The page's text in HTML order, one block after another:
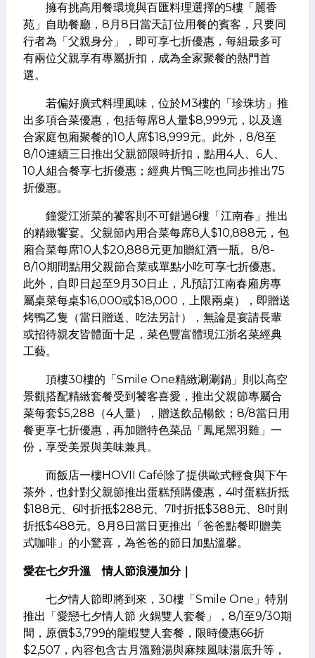
擁有挑高用餐環境與百匯料理選擇的5樓「麗香
苑」自助餐廳，8月8日當天訂位用餐的賓客，只要同
行者為「父親身分」，即可享七折優惠，每組最多可
有兩位父親享有專屬折扣，成為全家聚餐的熱門首
選。
若偏好廣式料理風味，位於M3樓的「珍珠坊」推
出多項合菜優惠，包括每席8人量$8,999元，以及適
合家庭包廂聚餐的10人席$18,999元。此外，8/8至
8/10連續三日推出父親節限時折扣，點用4人、6人、
10人組合餐享七折優惠；經典片鴨三吃也同步推出75
折優惠。
鐘愛江浙菜的饕客則不可錯過6樓「江南春」推出
的精緻饗宴。父親節內用合菜每席8人$10,888元，包
廂合菜每席10人$20,888元更加贈紅酒一瓶。8/8-
8/10期間點用父親節合菜或單點小吃可享七折優惠。
此外，自即日起至9月30日止，凡預訂江南春廂房專
屬桌菜每桌$16,000或$18,000，上限兩桌），即贈送
烤鴨乙隻（當日贈送、吃法另計），無論是宴請長輩
或招待親友皆體面十足，菜色豐富體現江浙名菜經典
工藝。
頂樓30樓的「Smile One精緻涮涮鍋」則以高空
景觀搭配精緻套餐受到饕客喜愛，推出父親節專屬合
菜每套$5,288（4人量），贈送飲品暢飲；8/8當日用
餐更享七折優惠，再加贈特色菜品「鳳尾黑羽雞」一
份，享受美景與美味兼具。
而飯店一樓HOVII Café除了提供歐式輕食與下午
茶外，也針對父親節推出蛋糕預購優惠，4吋蛋糕折抵
$188元、6吋折抵$288元、7吋折抵$388元、8吋則
折抵$488元。8月8日當日更推出「爸爸點餐即贈美
式咖啡」的小驚喜，為爸爸的節日加點溫馨。
愛在七夕升溫 情人節浪漫加分｜
七夕情人節即將到來，30樓「Smile One」特別
推出「愛戀七夕情人節 火鍋雙人套餐」，8/1至9/30期
間，原價$3,799的龍蝦雙人套餐，限時優惠66折
$2,507，內容包含古月溫雞湯與麻辣風味湯底升等，